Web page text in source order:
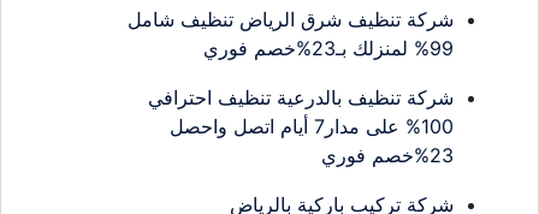
شركة تنظيف شرق الرياض تنظيف شامل
99% لمنزلك بـ23%خصم فوري
شركة تنظيف بالدرعية تنظيف احترافي
100% على مدار7 أيام اتصل واحصل
23%خصم فوري
شركة تركيب باركية بالرياض